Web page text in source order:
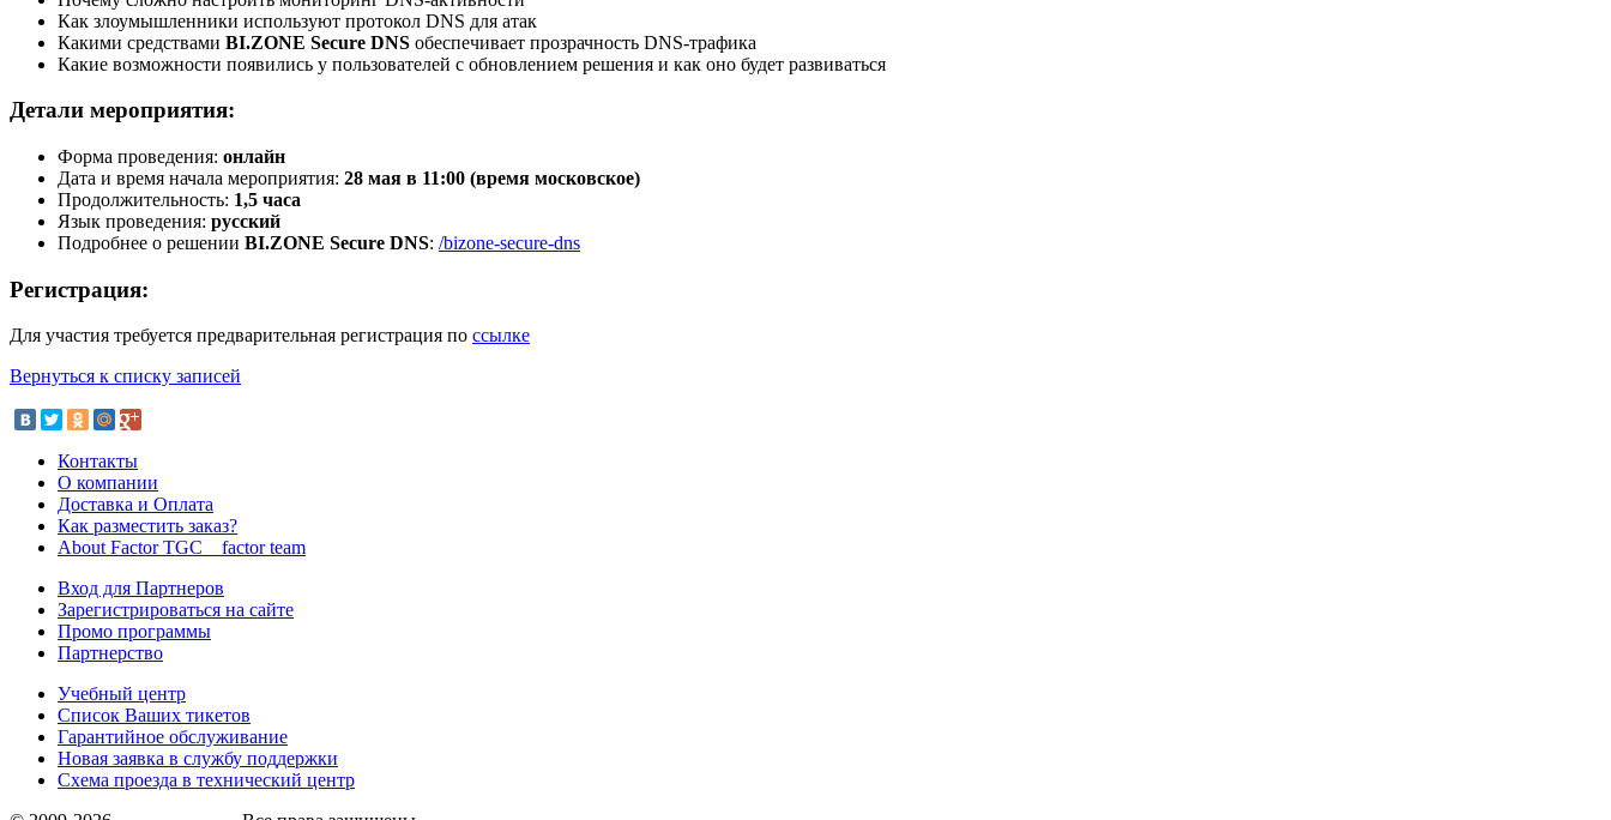
Как злоумышленники используют протокол DNS для атак
Какими средствами BI.ZONE Secure DNS обеспечивает прозрачность DNS‑трафика
Какие возможности появились у пользователей с обновлением решения и как оно будет развиваться
Детали мероприятия:
Форма проведения: онлайн
Дата и время начала мероприятия: 28 мая в 11:00 (время московское)
Продолжительность: 1,5 часа
Язык проведения: русский
Подробнее о решении BI.ZONE Secure DNS: /bizone-secure-dns
Регистрация:
Для участия требуется предварительная регистрация по ссылке
Вернуться к списку записей
Контакты
О компании
Доставка и Оплата
Как разместить заказ?
About Factor TGC _ factor team
Вход для Партнеров
Зарегистрироваться на сайте
Промо программы
Партнерство
Учебный центр
Список Ваших тикетов
Гарантийное обслуживание
Новая заявка в службу поддержки
Схема проезда в технический центр